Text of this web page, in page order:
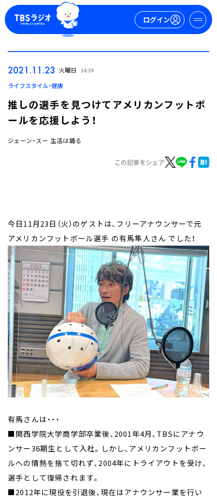
ログイン
ログイン
お知らせ
イベント・グッズ
YouTube
会社情報
2021.11.23 火曜日 14:39
ライフスタイル・健康
推しの選手を見つけてアメリカンフットボ
ールを応援しよう！
ジェーン・スー 生活は踊る
この記事をシェア
今日11月23日（火）のゲストは、フリーアナウンサーで元
アメリカンフットボール選手 の有馬隼人さん でした！
有馬さんは・・・
■関西学院大学商学部卒業後、2001年4月、TBSにアナウ
ンサー36期生として入社。しかし、アメリカンフットボー
ルへの情熱を捨て切れず、2004年にトライアウトを受け、
選手として復帰されます。
■2012年に現役を引退後、現在はアナウンサー業を行い